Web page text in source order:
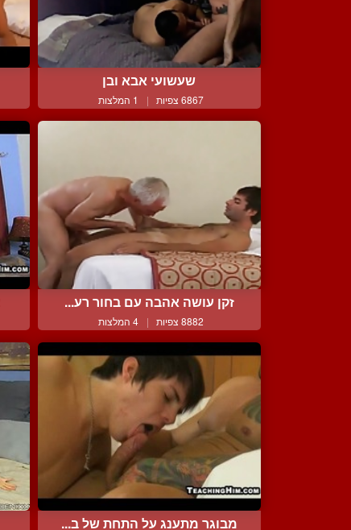
שעשועי אבא ובן
6867 צפיות | 1 המלצות
זקן עושה אהבה עם בחור רע...
8882 צפיות | 4 המלצות
מבוגר מתענג על התחת של ב...